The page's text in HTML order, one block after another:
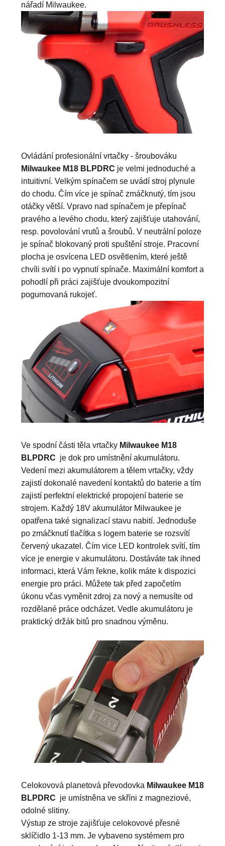
nářadí Milwaukee.
Ovládání profesionální vrtačky - šroubováku
Milwaukee M18 BLPDRC je velmi jednoduché a
intuitivní. Velkým spínačem se uvádí stroj plynule
do chodu. Čím více je spínač zmáčknutý, tím jsou
otáčky větší. Vpravo nad spínačem je přepínač
pravého a levého chodu, který zajišťuje utahování,
resp. povolování vrutů a šroubů. V neutrální poloze
je spínač blokovaný proti spuštění stroje. Pracovní
plocha je osvícena LED osvětlením, které ještě
chvíli svítí i po vypnutí spínače. Maximální komfort a
pohodlí při práci zajišťuje dvoukompozitní
pogumovaná rukojeť.
Ve spodní části těla vrtačky Milwaukee M18
BLPDRC je dok pro umístnění akumulátoru.
Vedení mezi akumulátorem a tělem vrtačky, vždy
zajistí dokonalé navedení kontaktů do baterie a tím
zajistí perfektní elektrické propojení baterie se
strojem. Každý 18V akumulátor Milwaukee je
opatřena také signalizací stavu nabití. Jednoduše
po zmáčknutí tlačítka s logem baterie se rozsvítí
červený ukazatel. Čím vice LED kontrolek svítí, tím
více je energie v akumulátoru. Dostáváte tak ihned
informaci, která Vám řekne, kolik máte k dispozici
energie pro práci. Můžete tak před započetím
úkonu včas vyměnit zdroj za nový a nemusíte od
rozdělané práce odcházet. Vedle akumulátoru je
praktický držák bitů pro snadnou výměnu.
Celokovová planetová převodovka Milwaukee M18
BLPDRC je umístněna ve skříni z magneziové,
odolné slitiny.
Výstup ze stroje zajišťuje celokovové přesné
sklíčidlo 1-13 mm. Je vybaveno systémem pro